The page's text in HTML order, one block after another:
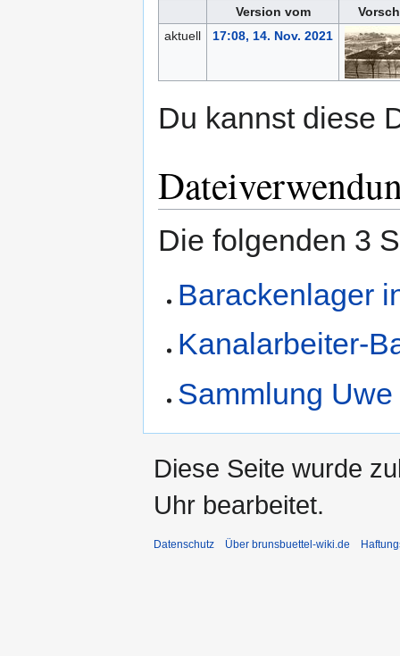
Version vom
aktuell
17:08, 14. Nov. 2021
Du kannst diese
Die folgenden 3
Barackenlager
Kanalarbeiter-
Sammlung
Diese Seite wurde
Uhr bearbeitet.
Datenschutz Über brunsbuettel-wiki.de